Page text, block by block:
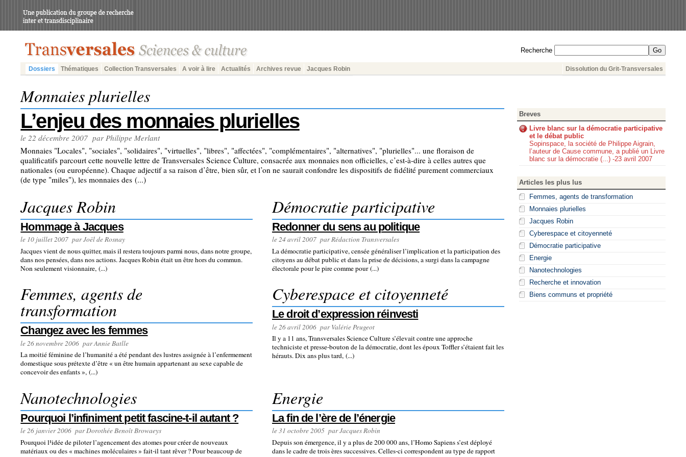
Recherche
Dissolution du Grit-Transversales
Dossiers Thématiques Collection Transversales A voir à lire Actualités Archives revue Jacques Robin
Monnaies plurielles
L’enjeu des monnaies plurielles
le 22 décembre 2007 par Philippe Merlant
Monnaies "Locales", "sociales", "solidaires", "virtuelles", "libres", "affectées", "complémentaires", "alternatives", "plurielles"... une floraison de
qualificatifs parcourt cette nouvelle lettre de Transversales Science Culture, consacrée aux monnaies non officielles, c’est-à-dire à celles autres que
nationales (ou européenne). Chaque adjectif a sa raison d’être, bien sûr, et l’on ne saurait confondre les dispositifs de fidélité purement commerciaux
(de type "miles"), les monnaies des (...)
Jacques Robin
Hommage à Jacques
le 10 juillet 2007 par Joël de Rosnay
Jacques vient de nous quitter, mais il restera toujours parmi nous, dans notre groupe,
dans nos pensées, dans nos actions. Jacques Robin était un être hors du commun.
Non seulement visionnaire, (...)
Démocratie participative
Redonner du sens au politique
le 24 avril 2007 par Rédaction Transversales
La démocratie participative, censée généraliser l’implication et la participation des
citoyens au débat public et dans la prise de décisions, a surgi dans la campagne
électorale pour le pire comme pour (...)
Femmes, agents de
transformation
Changez avec les femmes
le 26 novembre 2006 par Annie Batlle
La moitié féminine de l’humanité a été pendant des lustres assignée à l’enfermement
domestique sous prétexte d’être « un être humain appartenant au sexe capable de
concevoir des enfants », (...)
Cyberespace et citoyenneté
Le droit d’expression réinvesti
le 26 avril 2006 par Valérie Peugeot
Il y a 11 ans, Transversales Science Culture s’élevait contre une approche
techniciste et presse-bouton de la démocratie, dont les époux Toffler s’étaient fait les
hérauts. Dix ans plus tard, (...)
Nanotechnologies
Pourquoi l’infiniment petit fascine-t-il autant ?
le 26 janvier 2006 par Dorothée Benoît Browaeys
Pourquoi l¹idée de piloter l’agencement des atomes pour créer de nouveaux
matériaux ou des « machines moléculaires » fait-il tant rêver ? Pour beaucoup de
Energie
La fin de l’ère de l’énergie
le 31 octobre 2005 par Jacques Robin
Depuis son émergence, il y a plus de 200 000 ans, l’Homo Sapiens s’est déployé
dans le cadre de trois ères successives. Celles-ci correspondent au type de rapport
Breves
Livre blanc sur la démocratie participative
et le débat public
Sopinspace, la société de Philippe Aigrain,
l’auteur de Cause commune, a publié un Livre
blanc sur la démocratie (...) -23 avril 2007
Articles les plus lus
Femmes, agents de transformation
Monnaies plurielles
Jacques Robin
Cyberespace et citoyenneté
Démocratie participative
Energie
Nanotechnologies
Recherche et innovation
Biens communs et propriété